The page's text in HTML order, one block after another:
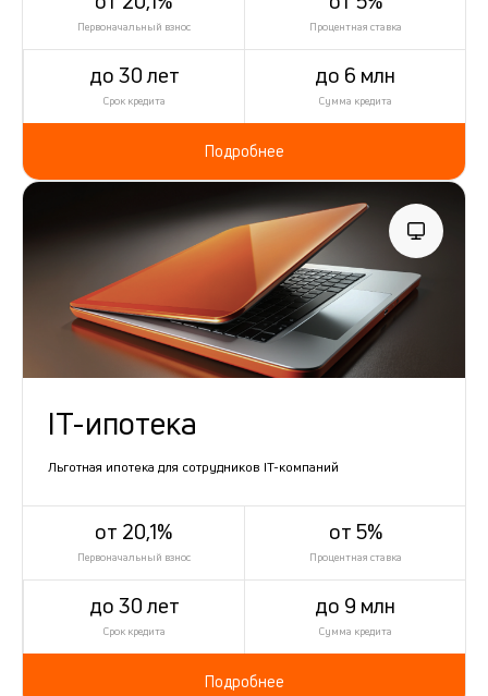
Первоначальный взнос Процентная ставка
до 30 лет
Срок кредита
до 6 млн
Сумма кредита
Подробнее
IT-ипотека
Льготная ипотека для сотрудников IT-компаний
от 20,1%
Первоначальный взнос
от 5%
Процентная ставка
до 30 лет
Срок кредита
до 9 млн
Сумма кредита
Подробнее